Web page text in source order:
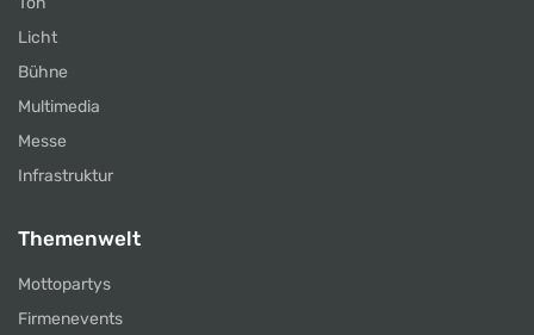
Licht
Bühne
Multimedia
Messe
Infrastruktur
Themenwelt
Mottopartys
Firmenevents